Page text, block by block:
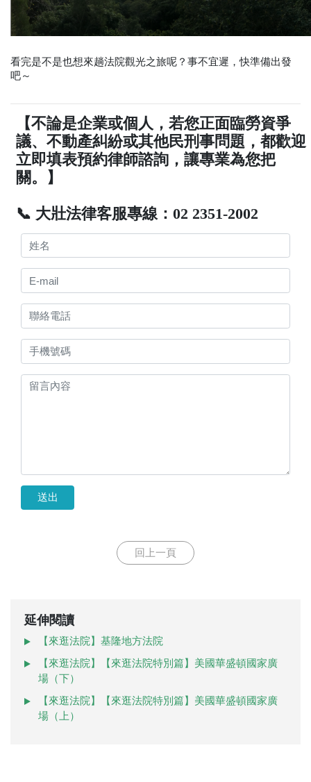
看完是不是也想來趟法院觀光之旅呢？事不宜遲，快準備出發
吧～
【不論是企業或個人，若您正面臨勞資爭
議、不動產糾紛或其他民刑事問題，都歡迎
立即填表預約律師諮詢，讓專業為您把
關。】
📞 大壯法律客服專線：02 2351-2002
送出
回上一頁
延伸閱讀
【來逛法院】基隆地方法院
【來逛法院】【來逛法院特別篇】美國華盛頓國家廣
場（下）
【來逛法院】【來逛法院特別篇】美國華盛頓國家廣
場（上）